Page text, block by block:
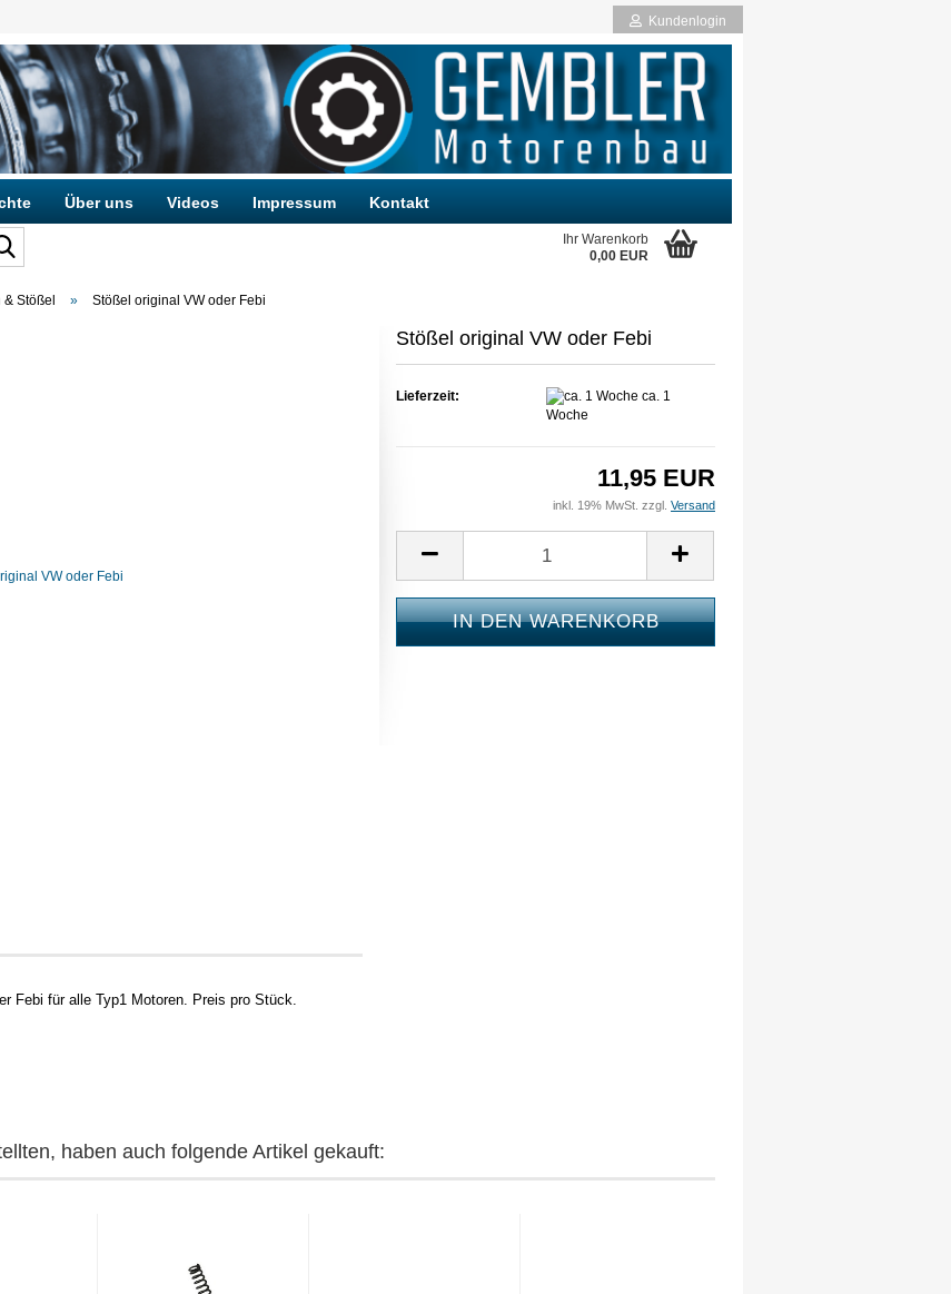
Kundenlogin
Passwort vergessen?
Ihr Warenkorb
0,00 EUR
Über uns Videos Impressum Kontakt
Stößel » Stößel original VW oder Febi
Stößel original VW oder Febi
Lieferzeit:
ca. 1
Woche
11,95 EUR
inkl. 19% MwSt. zzgl. Versand
Febi für alle Typ1 Motoren. Preis pro Stück.
haben auch folgende Artikel gekauft: